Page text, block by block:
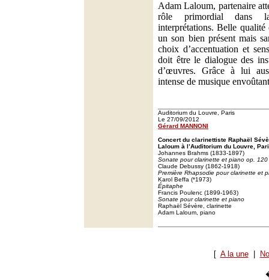
Adam Laloum, partenaire
rôle primordial dans
interprétations. Belle qualité
un son bien présent mais
choix d’accentuation et
doit être le dialogue des
d’œuvres. Grâce à lui
intense de musique
Auditorium du Louvre, Paris
Le 27/09/2012
Gérard MANNONI
Concert du clarinettiste Raphaël
Laloum à l’Auditorium du Louvre,
Johannes Brahms (1833-1897)
Sonate pour clarinette et piano op. 120
Claude Debussy (1862-1918)
Première Rhapsodie pour clarinette et
Karol Beffa (*1973)
Épitaphe
Francis Poulenc (1899-1963)
Sonate pour clarinette et piano
Raphaël Sévère, clarinette
Adam Laloum, piano
[ A la une|